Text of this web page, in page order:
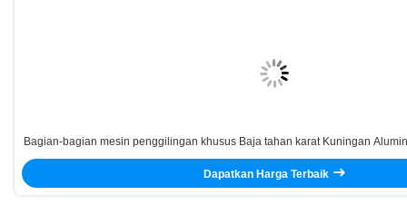
Bagian-bagian mesin penggilingan khusus Baja tahan karat Kuningan
diolah
Dapatkan Harga Terbaik